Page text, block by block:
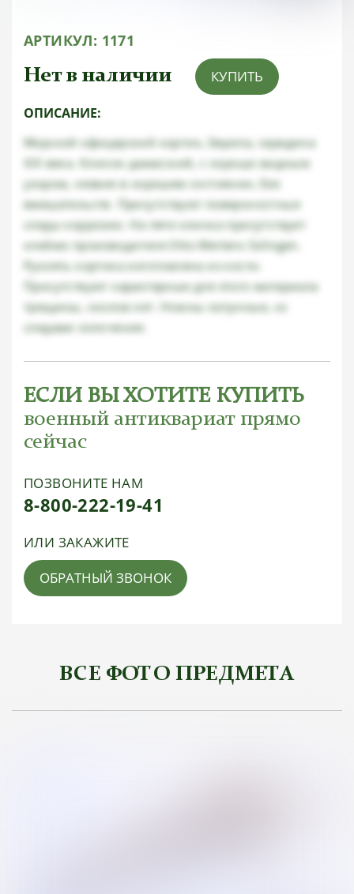
АРТИКУЛ: 1171
Нет в наличии КУПИТЬ
ОПИСАНИЕ:
Морской офицерский кортик, Европа, середина
ХIХ века. Клинок дамасский, с хорошо видным
узором, лезвие в хорошем состоянии, без
вмешательств. Присутствуют поверхностные
следы коррозии. На пяте клинка присутствует
клеймо производителя Otto Mertens Solingen.
Рукоять кортика изготовлена из кости.
Присутствуют характерные для этого материала
трещины, сколов нет. Ножны латунные, со
следами золочения.
ЕСЛИ ВЫ ХОТИТЕ КУПИТЬ
военный антиквариат прямо
сейчас
ПОЗВОНИТЕ НАМ
8-800-222-19-41
ИЛИ ЗАКАЖИТЕ
ОБРАТНЫЙ ЗВОНОК
ВСЕ ФОТО ПРЕДМЕТА